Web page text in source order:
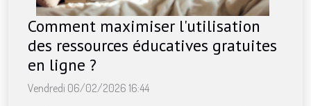
Comment maximiser l'utilisation
des ressources éducatives gratuites
en ligne ?
Vendredi 06/02/2026 16:44